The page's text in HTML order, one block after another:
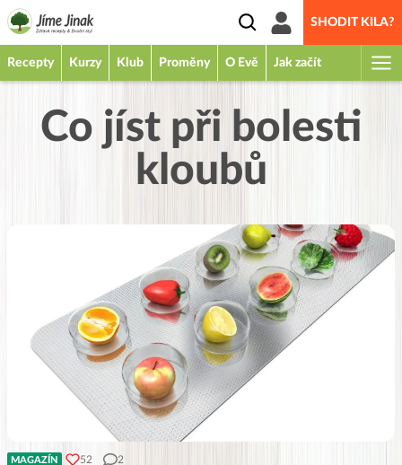
SHODIT KILA?
Recepty Kurzy Klub Proměny O Evě Jak začít
Co jíst při bolesti
kloubů
MAGAZÍN 52 2